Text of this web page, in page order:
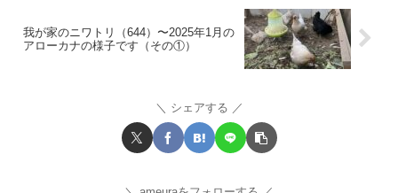
我が家のニワトリ（644）〜2025年1月の
アローカナの様子です（その①）
シェアする